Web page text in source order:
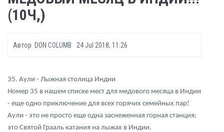
(10Ч,)
Автор DON COLUMB 24 Jul 2018, 11:26
35. Аули - Лыжная столица Индии
Номер 35 в нашем списке мест для медового месяца в Индии
- еще одно приключение для всех горячих семейных пар!
Аули - это не просто еще одна заснеженная горная станция;
это Святой Грааль катания на лыжах в Индии.